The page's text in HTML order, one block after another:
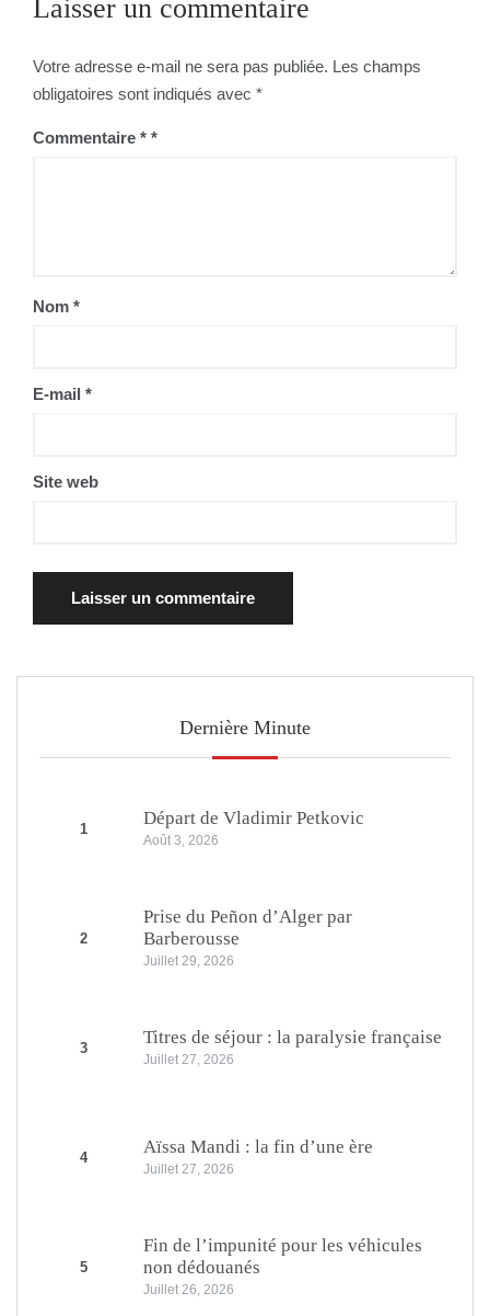
Laisser un commentaire
Votre adresse e-mail ne sera pas publiée. Les champs
obligatoires sont indiqués avec *
Commentaire *
Nom *
E-mail *
Site web
Dernière Minute
1
Départ de Vladimir Petkovic
Août 3, 2026
2
Prise du Peñon d’Alger par
Barberousse
Juillet 29, 2026
3
Titres de séjour : la paralysie française
Juillet 27, 2026
4
Aïssa Mandi : la fin d’une ère
Juillet 27, 2026
5
Fin de l’impunité pour les véhicules
non dédouanés
Juillet 26, 2026